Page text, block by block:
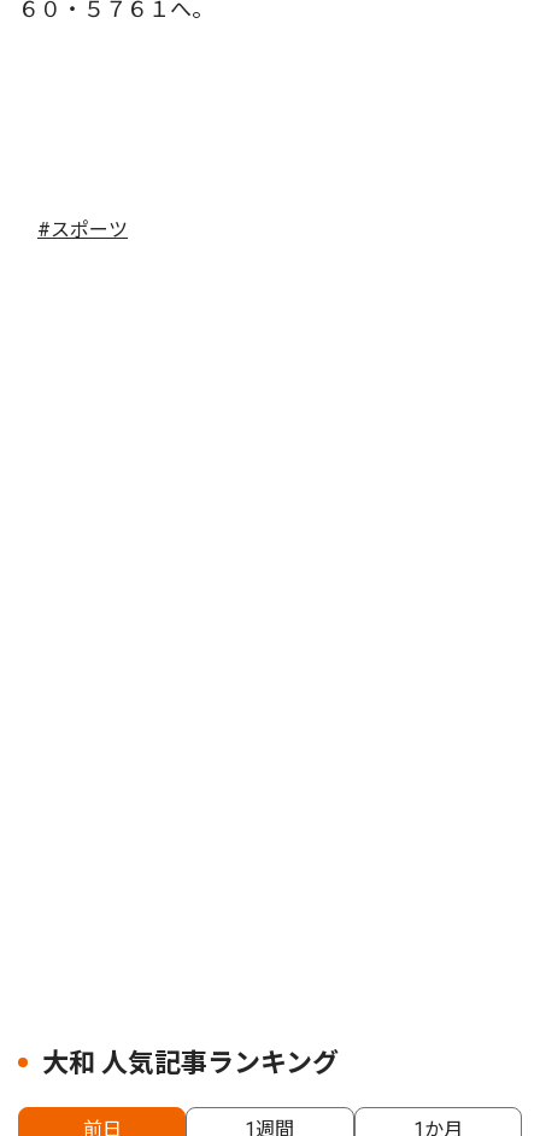
６０・５７６１へ。
#スポーツ
大和 人気記事ランキング
前日 1週間 1か月